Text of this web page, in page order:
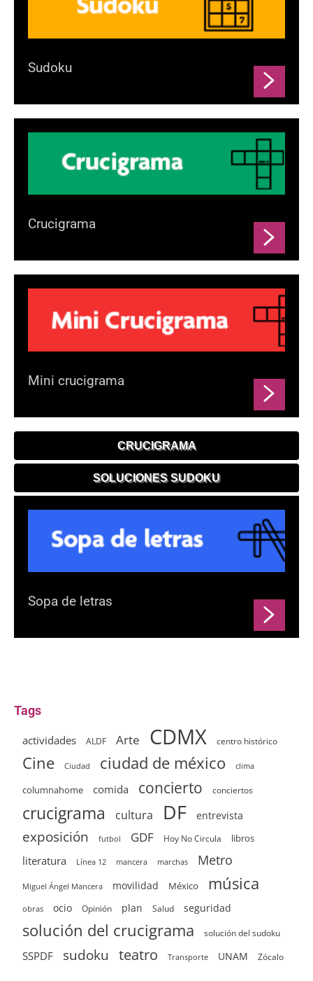
Sudoku
Crucigrama
Mini crucigrama
CRUCIGRAMA
SOLUCIONES SUDOKU
Sopa de letras
Tags
actividades ALDF Arte CDMX centro histórico
Cine Ciudad ciudad de méxico clima
columnahome comida concierto conciertos
crucigrama cultura DF entrevista
exposición futbol GDF Hoy No Circula libros
literatura Línea 12 mancera marchas Metro
Miguel Ángel Mancera movilidad México música
obras ocio Opinión plan Salud seguridad
solución del crucigrama solución del sudoku
SSPDF sudoku teatro Transporte UNAM Zócalo